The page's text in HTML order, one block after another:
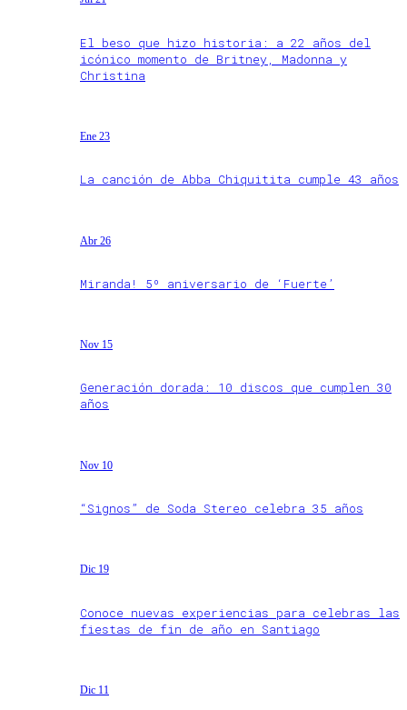
El beso que hizo historia: a 22 años del
icónico momento de Britney, Madonna y
Christina
Ene 23
La canción de Abba Chiquitita cumple 43 años
Abr 26
Miranda! 5º aniversario de ‘Fuerte’
Nov 15
Generación dorada: 10 discos que cumplen 30
años
Nov 10
“Signos” de Soda Stereo celebra 35 años
Dic 19
Conoce nuevas experiencias para celebras las
fiestas de fin de año en Santiago
Dic 11